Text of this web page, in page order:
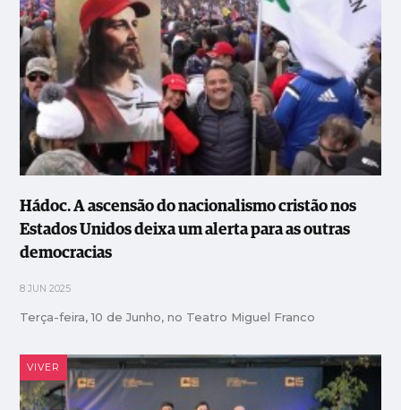
Hádoc. A ascensão do nacionalismo cristão nos
Estados Unidos deixa um alerta para as outras
democracias
8 JUN 2025
Terça-feira, 10 de Junho, no Teatro Miguel Franco
VIVER